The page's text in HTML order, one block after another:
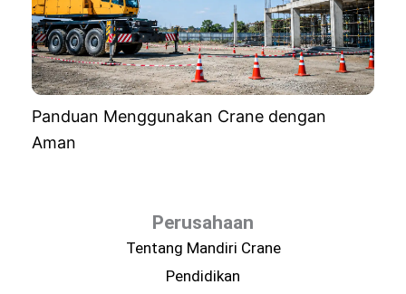
Panduan Menggunakan Crane dengan
Aman
Perusahaan
Tentang Mandiri Crane
Pendidikan